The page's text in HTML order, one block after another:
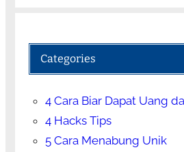
Categories
4 Cara Biar Dapat Uang
4 Hacks Tips
5 Cara Menabung Unik